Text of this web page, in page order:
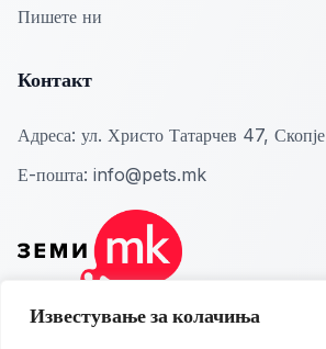
Известување за колачиња
Пишете ни
Контакт
Адреса: ул. Христо Татарчев 47, Скопје
Е-пошта: info@pets.mk